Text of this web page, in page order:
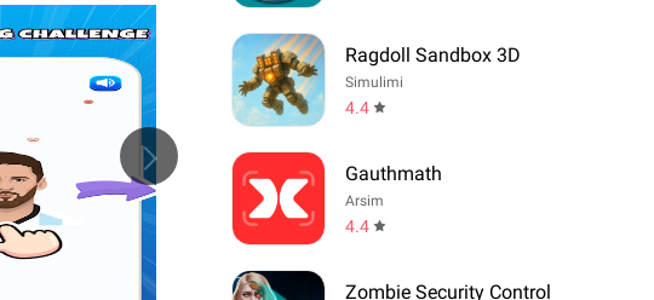
Ragdoll Sandbox 3D
Simulimi
4.4
Gauthmath
Arsim
4.4
Zombie Security Control